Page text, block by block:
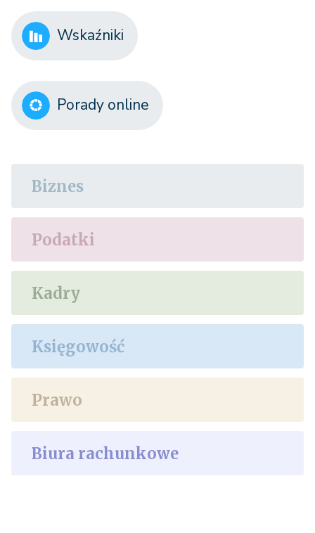
Wskaźniki
Porady online
Biznes
Podatki
Kadry
Księgowość
Prawo
Biura rachunkowe